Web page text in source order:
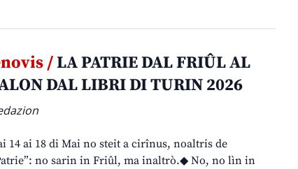
/LA PATRIE DAL FRIÛL AL
DAL LIBRI DI TURIN 2026
14 ai 18 di Mai no steit a cirînus, noaltris de
no sarin in Friûl, ma inaltrò.◆ No, no lìn in